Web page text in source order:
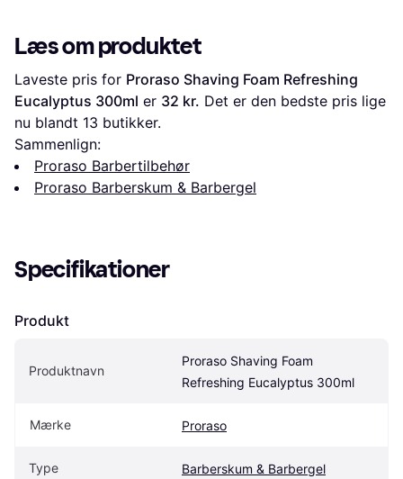
Læs om produktet
Laveste pris for Proraso Shaving Foam Refreshing
Eucalyptus 300ml er 32 kr. Det er den bedste pris lige
nu blandt 13 butikker.
Sammenlign:
Proraso Barbertilbehør
Proraso Barberskum & Barbergel
Specifikationer
Produkt
Produktnavn
Proraso Shaving Foam
Refreshing Eucalyptus 300ml
Mærke Proraso
Type Barberskum & Barbergel